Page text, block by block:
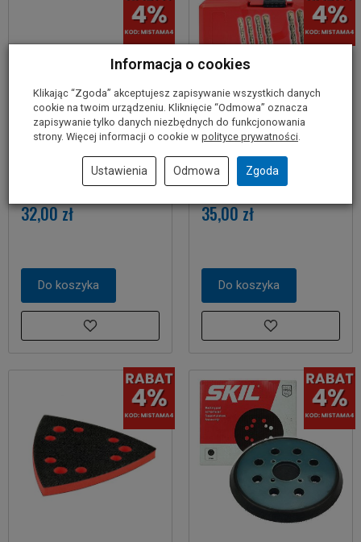
Łącznik aluminiowych
szyn prowadzących SKIL
32,00 zł
Do koszyka
Zestaw 7 wierteł SDS-
Plus SKIL w kasecie
35,00 zł
Do koszyka
Informacja o cookies
Klikając “Zgoda” akceptujesz zapisywanie wszystkich danych
cookie na twoim urządzeniu. Kliknięcie “Odmowa” oznacza
zapisywanie tylko danych niezbędnych do funkcjonowania
strony. Więcej informacji o cookie w polityce prywatności
Ustawienia Odmowa Zgoda